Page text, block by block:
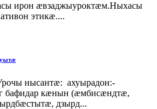
ирон æвзаджыуроктæм.Ныхасы
этикæ....
нысантæ: ахуырадон:-
бафидар кæнын (æмбисæндтæ,
дзырд...